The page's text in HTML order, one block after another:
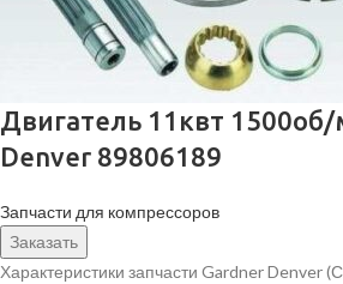
Двигатель 11квт
Denver 89806189
Запчасти для компрессоров
Заказать
Характеристики запчасти Gardner Denver